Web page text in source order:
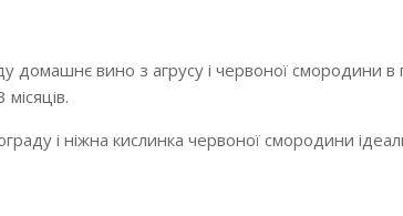
домашнє вино з агрусу і червоної смородини
і ніжна кислинка червоної смородини